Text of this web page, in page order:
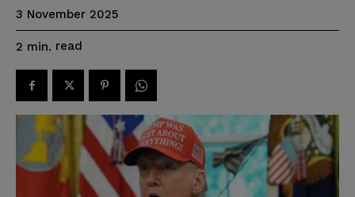
3 November 2025
2 min. read